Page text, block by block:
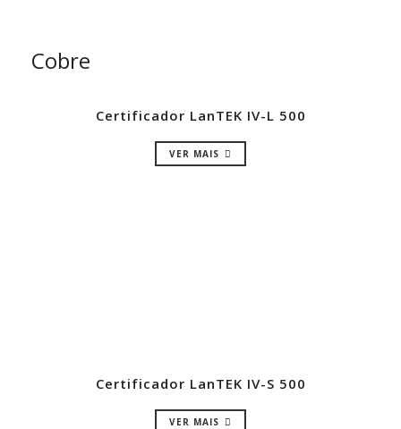
Cobre
Certificador LanTEK IV-L 500
VER MAIS
Certificador LanTEK IV-S 500
VER MAIS